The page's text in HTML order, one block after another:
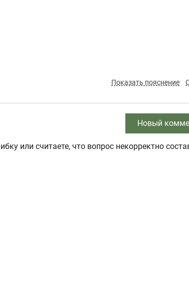
Показать пояснение
Новый
или считаете, что вопрос некорректно